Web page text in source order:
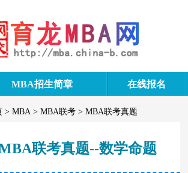
MBA招生简章 在线报名
>MBA >MBA联考 >MBA联考真题
联考真题--数学命题